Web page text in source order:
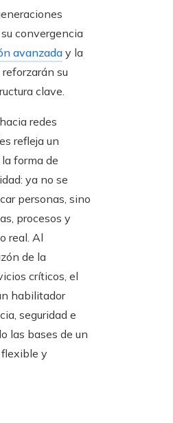
convergencia
avanzaday la
su
clave.
redes
refleja un
forma de
ya no se
personas, sino
procesos y
real. Al
de la
críticos, el
habilitador
seguridad e
las bases de un
y